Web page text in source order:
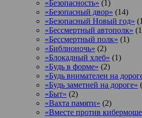
«Безопасность» (1)
«Безопасный двор» (14)
«Безопасный Новый год»
«Бессмертный автополк»
«Бессмертный полк» (1)
«Библионочь» (2)
«Блокадный хлеб» (1)
«Будь в форме» (2)
«Будь внимателен на
«Будь заметней на дороге»
«Быт» (2)
«Вахта памяти» (2)
«Вместе против